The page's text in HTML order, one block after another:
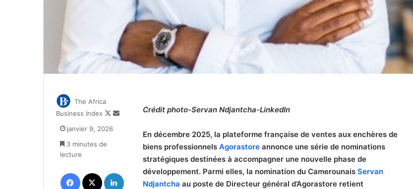
Crédit photo-Servan Ndjantcha-LinkedIn
En décembre 2025, la plateforme française de ventes aux enchères de
biens professionnels Agorastore annonce une série de nominations
stratégiques destinées à accompagner une nouvelle phase de
développement. Parmi elles, la nomination du Camerounais Servan
Ndjantcha au poste de Directeur général d’Agorastore retient
The Africa
Business Index
Follow
Envoyer
janvier 9, 2026
3 minutes de
lecture
Facebook Linkedin